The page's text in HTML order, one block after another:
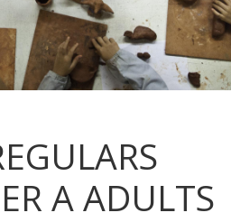
A ADULTS